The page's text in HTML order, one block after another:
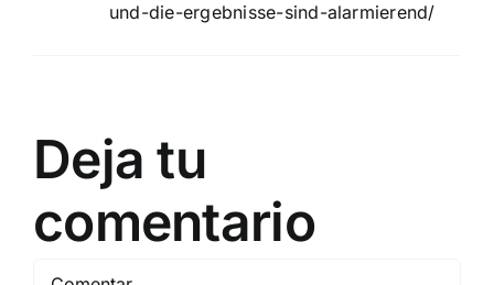
und-die-ergebnisse-sind-alarmierend/
Deja tu
comentario
Comentar